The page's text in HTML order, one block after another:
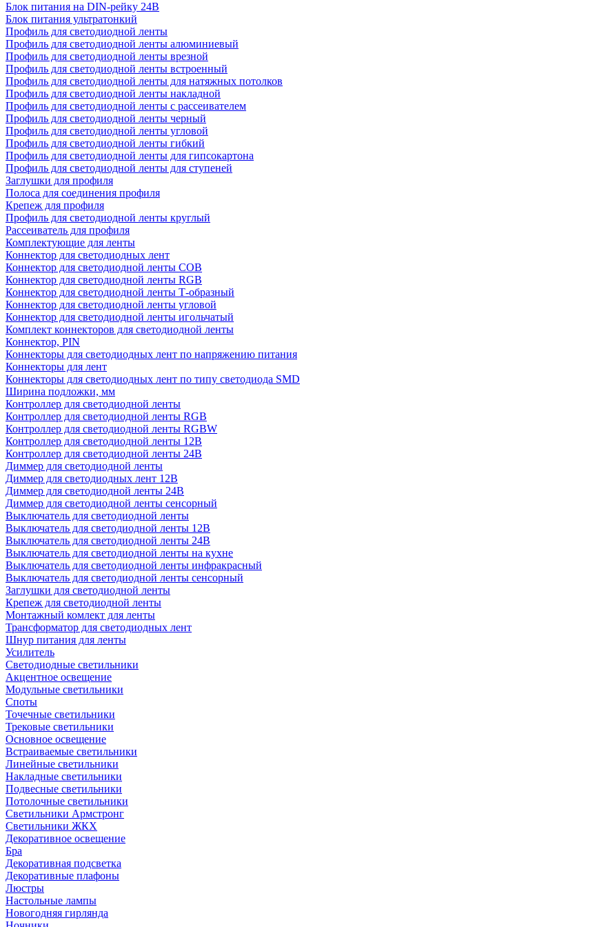
Блок питания на DIN-рейку 24В
Блок питания ультратонкий
Профиль для светодиодной ленты
Профиль для светодиодной ленты алюминиевый
Профиль для светодиодной ленты врезной
Профиль для светодиодной ленты встроенный
Профиль для светодиодной ленты для натяжных потолков
Профиль для светодиодной ленты накладной
Профиль для светодиодной ленты с рассеивателем
Профиль для светодиодной ленты черный
Профиль для светодиодной ленты угловой
Профиль для светодиодной ленты гибкий
Профиль для светодиодной ленты для гипсокартона
Профиль для светодиодной ленты для ступеней
Заглушки для профиля
Полоса для соединения профиля
Крепеж для профиля
Профиль для светодиодной ленты круглый
Рассеиватель для профиля
Комплектующие для ленты
Коннектор для светодиодных лент
Коннектор для светодиодной ленты COB
Коннектор для светодиодной ленты RGB
Коннектор для светодиодной ленты Т-образный
Коннектор для светодиодной ленты угловой
Коннектор для светодиодной ленты игольчатый
Комплект коннекторов для светодиодной ленты
Коннектор, PIN
Коннекторы для светодиодных лент по напряжению питания
Коннекторы для лент
Коннекторы для светодиодных лент по типу светодиода SMD
Ширина подложки, мм
Контроллер для светодиодной ленты
Контроллер для светодиодной ленты RGB
Контроллер для светодиодной ленты RGBW
Контроллер для светодиодной ленты 12В
Контроллер для светодиодной ленты 24В
Диммер для светодиодной ленты
Диммер для светодиодных лент 12В
Диммер для светодиодной ленты 24В
Диммер для светодиодной ленты сенсорный
Выключатель для светодиодной ленты
Выключатель для светодиодной ленты 12В
Выключатель для светодиодной ленты 24В
Выключатель для светодиодной ленты на кухне
Выключатель для светодиодной ленты инфракрасный
Выключатель для светодиодной ленты сенсорный
Заглушки для светодиодной ленты
Крепеж для светодиодной ленты
Монтажный комлект для ленты
Трансформатор для светодиодных лент
Шнур питания для ленты
Усилитель
Светодиодные светильники
Акцентное освещение
Модульные светильники
Споты
Точечные светильники
Трековые светильники
Основное освещение
Встраиваемые светильники
Линейные светильники
Накладные светильники
Подвесные светильники
Потолочные светильники
Светильники Армстронг
Светильники ЖКХ
Декоративное освещение
Бра
Декоративная подсветка
Декоративные плафоны
Люстры
Настольные лампы
Новогодняя гирлянда